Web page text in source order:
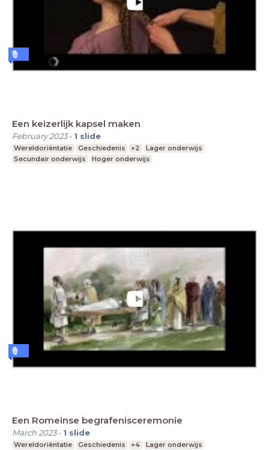
Een keizerlijk kapsel maken
February 2023- 1 slide
Wereldoriëntatie Geschiedenis +2
Lager onderwijs
Secundair onderwijs
Hoger onderwijs
Een Romeinse begrafenisceremonie
March 2023- 1 slide
Wereldoriëntatie Geschiedenis +4
Lager onderwijs